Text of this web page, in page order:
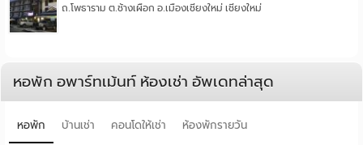
ถ.โพธาราม ต.ช้างเผือก อ.เมืองเชียงใหม่ เชียงใหม่
หอพัก อพาร์ทเม้นท์ ห้องเช่า อัพเดทล่าสุด
หอพัก บ้านเช่า คอนโดให้เช่า ห้องพักรายวัน